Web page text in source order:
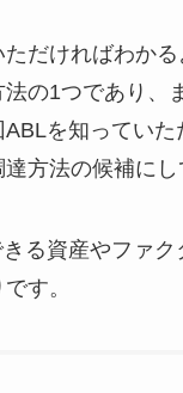
ただければわか
の1つであり、
を知ってい
方法の候補にし
る資産やファク
す。